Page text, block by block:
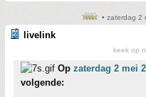
• zaterdag 2
livelink
keek op
Op zaterdag 2 mei
volgende: